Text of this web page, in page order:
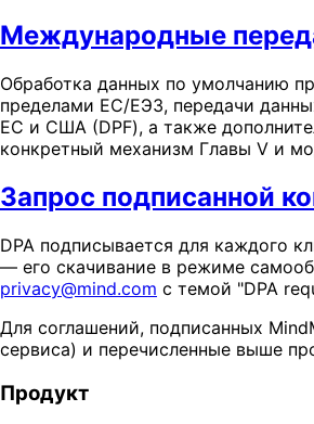
Международные
Обработка данных по умолчанию
пределами ЕС/ЕЭЗ, передачи
ЕС и США (DPF), а также
конкретный механизм Главы V и
Запрос подписанной
DPA подписывается для каждого
— его скачивание в режиме
privacy@mind.com с темой "DPA
Для соглашений, подписанных
сервиса) и перечисленные выше
Продукт